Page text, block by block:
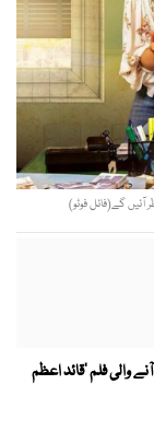
آئیں گے(فائل فوٹو)
والی فلم 'قائد اعظم